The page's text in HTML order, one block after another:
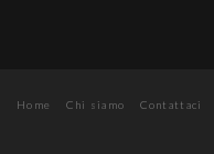
Home Chi siamo Contattaci